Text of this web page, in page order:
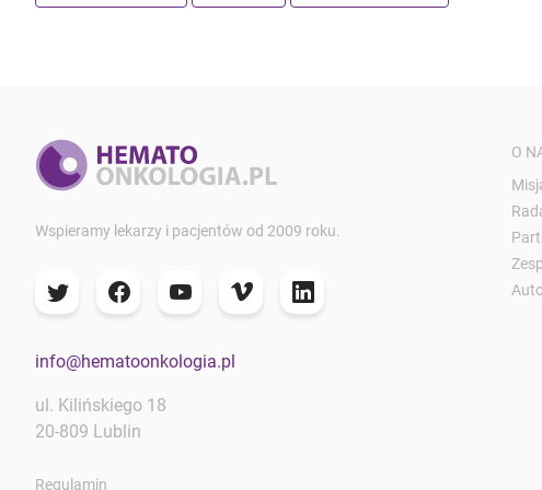
Wspieramy lekarzy i pacjentów od 2009 roku.
info@hematoonkologia.pl
ul. Kilińskiego 18
20-809 Lublin
Regulamin
O